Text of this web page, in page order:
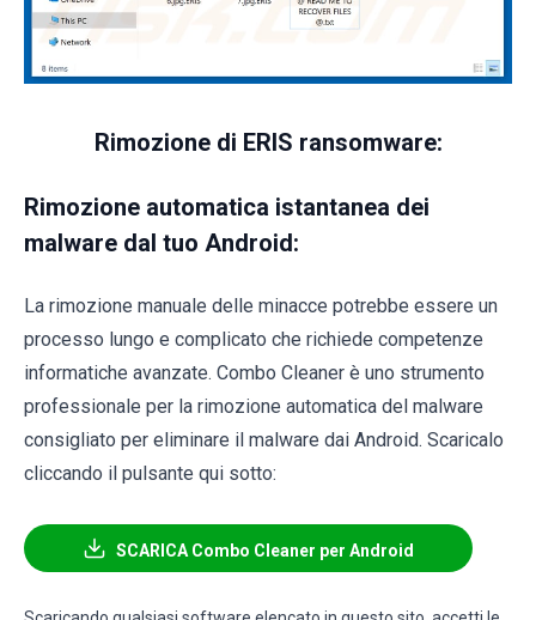
Rimozione di ERIS ransomware:
Rimozione automatica istantanea dei
malware dal tuo Android:
La rimozione manuale delle minacce potrebbe essere un
processo lungo e complicato che richiede competenze
informatiche avanzate. Combo Cleaner è uno strumento
professionale per la rimozione automatica del malware
consigliato per eliminare il malware dai Android. Scaricalo
cliccando il pulsante qui sotto:
SCARICA Combo Cleaner per Android